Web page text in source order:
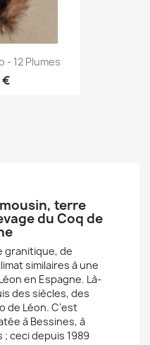
- 12 Plumes
€
terre
du Coq de
granitique, de
similaires à une
en Espagne. Là-
des siècles, des
de Léon. C’est
à Bessines, à
; ceci depuis 1989